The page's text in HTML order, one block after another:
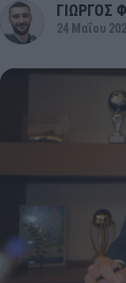
ΓΙΩΡΓΟΣ
24 Μαΐου